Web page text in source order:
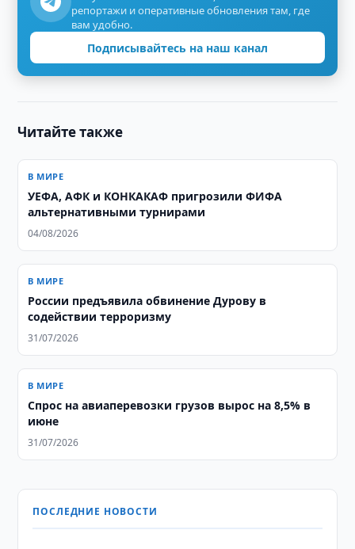
репортажи и оперативные обновления там, где
вам удобно.
Подписывайтесь на наш канал
Читайте также
В МИРЕ
УЕФА, АФК и КОНКАКАФ пригрозили ФИФА
альтернативными турнирами
04/08/2026
В МИРЕ
России предъявила обвинение Дурову в
содействии терроризму
31/07/2026
В МИРЕ
Спрос на авиаперевозки грузов вырос на 8,5% в
июне
31/07/2026
ПОСЛЕДНИЕ НОВОСТИ